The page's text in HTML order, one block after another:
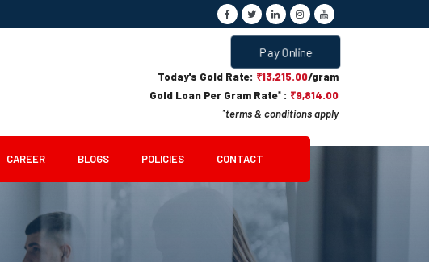
Pay Online
Today's Gold Rate: ₹13,215.00/gram
Gold Loan Per Gram Rate* : ₹9,814.00
*terms & conditions apply
CAREER BLOGS POLICIES CONTACT